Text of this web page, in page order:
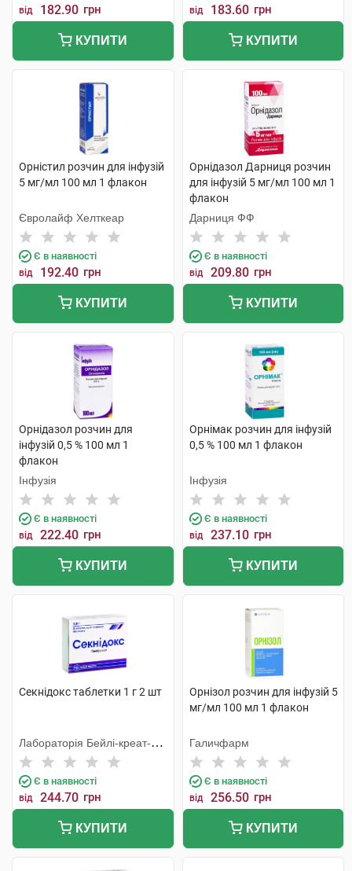
від 182.90 грн
КУПИТИ
від 183.60 грн
КУПИТИ
Орністил розчин для інфузій
5 мг/мл 100 мл 1 флакон
Євролайф Хелткеар
Є в наявності
від 192.40 грн
КУПИТИ
Орнідазол Дарниця розчин
для інфузій 5 мг/мл 100 мл 1
флакон
Дарниця ФФ
Є в наявності
від 209.80 грн
КУПИТИ
Орнідазол розчин для
інфузій 0,5 % 100 мл 1
флакон
Інфузія
Є в наявності
від 222.40 грн
КУПИТИ
Орнімак розчин для інфузій
0,5 % 100 мл 1 флакон
Інфузія
Є в наявності
від 237.10 грн
КУПИТИ
Секнідокс таблетки 1 г 2 шт
Лабораторія Бейлі-креат-
Вернуйє
Є в наявності
від 244.70 грн
КУПИТИ
Орнізол розчин для інфузій 5
мг/мл 100 мл 1 флакон
Галичфарм
Є в наявності
від 256.50 грн
КУПИТИ